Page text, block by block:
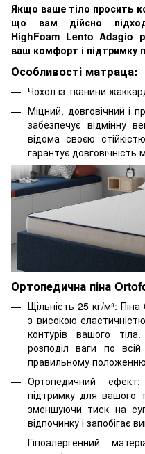
Якщо ваше тіло просить
що вам дійсно
HighFoam Lento Adagio
ваш комфорт і підтримку
Особливості матраца:
Чохол із тканини
Міцний, довговічний і
забезпечує відмінну
відома своєю
гарантує довговічність
Ортопедична піна
Щільність 25 кг/м³:
з високою
контурів вашого
розподіл ваги по
правильному
Ортопедичний
підтримку для вашого
зменшуючи тиск на
відпочинку і запобігає
Гіпоалергенний